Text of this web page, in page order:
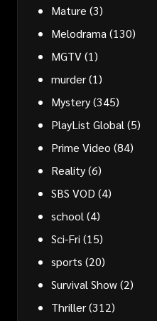
Mature (3)
Melodrama (130)
MGTV(1)
murder(1)
Mystery(345)
PlayList Global (5)
Prime Video (84)
Reality(6)
SBS VOD (4)
school (4)
Sci-Fri (15)
sports (20)
Survival Show(2)
Thriller(312)